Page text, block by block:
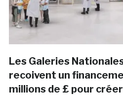
Les Galeries
recoivent un
millions de £ pour